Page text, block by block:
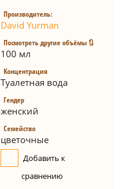
Производитель:
David Yurman
Посмотреть другие объёмы 🔃
100 мл
Концентрация
Туалетная вода
Гендер
женский
Семейство
цветочные
Добавить к
сравнению